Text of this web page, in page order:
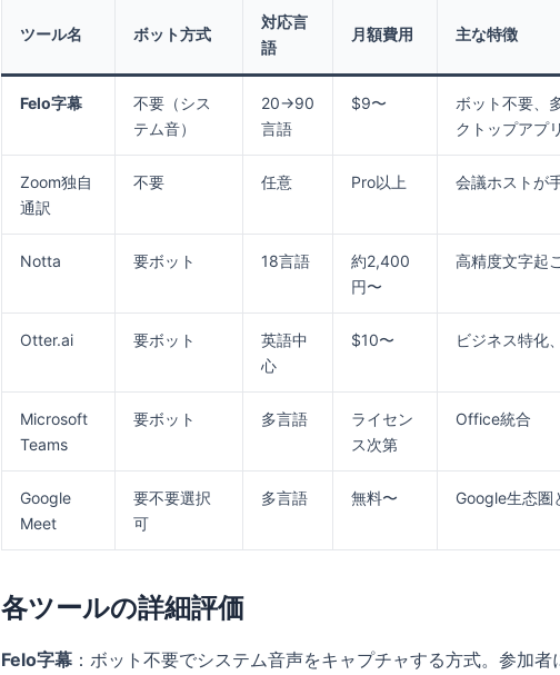
ツール名 ボット方式
対応言
語
月額費用 主な特徴
Felo字幕
不要（シス
テム音）
20→90
言語
$9〜
ボット不要、
クトップアプリ
Zoom独自
通訳
不要 任意 Pro以上 会議ホストが
Notta 要ボット 18言語
約2,400
円〜
高精度文字起
Otter.ai 要ボット
英語中
心
$10〜 ビジネス特化
Microsoft
Teams
要ボット 多言語
ライセン
ス次第
Office統合
Google
Meet
要不要選択
可
多言語 無料〜 Google生态圏
各ツールの詳細評価
Felo字幕 ：ボット不要でシステム音声をキャプチャする方式。参加者